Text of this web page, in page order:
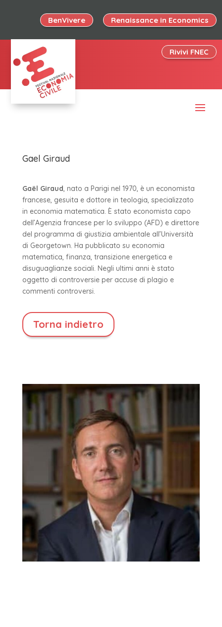
BenVivere Renaissance in Economics
Rivivi FNEC
Gael Giraud
Gaël Giraud, nato a Parigi nel 1970, è un economista
francese, gesuita e dottore in teologia, specializzato
in economia matematica. È stato economista capo
dell’Agenzia francese per lo sviluppo (AFD) e direttore
del programma di giustizia ambientale all’Università
di Georgetown. Ha pubblicato su economia
matematica, finanza, transizione energetica e
disuguaglianze sociali. Negli ultimi anni è stato
oggetto di controversie per accuse di plagio e
commenti controversi.
Torna indietro